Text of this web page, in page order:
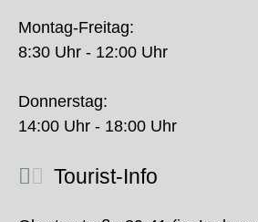
Montag-Freitag:
8:30 Uhr - 12:00 Uhr
Donnerstag:
14:00 Uhr - 18:00 Uhr
Tourist-Info